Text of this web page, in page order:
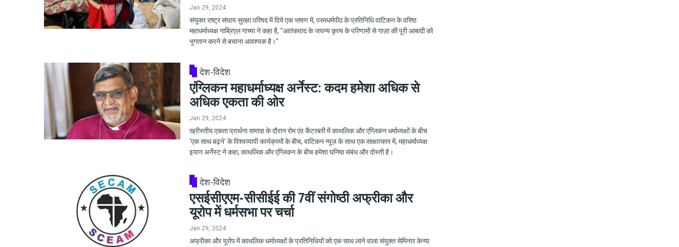
Jan 29, 2024
संयुक्त राष्ट्र संघाय सुरक्षा परिषद में दिये एक भाषण में, परमधर्मपीठ के प्रतिनिधि वाटिकन के वरिष्ठ
महाधर्माध्यक्ष गाब्रिएल गाच्या ने कहा है, "आतंकवाद के जघन्य कृत्य के परिणामों से गाज़ा की पूरी आबादी को
भुगतान करने से बचाना आवश्यक है।"
देश-विदेश
एंग्लिकन महाधर्माध्यक्ष अर्नेस्ट: कदम हमेशा अधिक से
अधिक एकता की ओर
Jan 29, 2024
ख्रीस्तीय एकता प्रार्थना सप्ताह के दौरान रोम एंव कैंटरबरी में काथलिक और एंग्लिकन धर्माध्यक्षों के बीच
'एक साथ बढ़ने' के विश्वव्यापी कार्यक्रमों के बीच, वाटिकन न्यूज़ के साथ एक साक्षात्कार में, महाधर्माध्यक्ष
इयान अर्नेस्ट ने कहा, काथलिक और एंग्लिकन के बीच हमेशा घनिष्ठ संबंध और दोस्ती है।
देश-विदेश
एसईसीएएम-सीसीईई की 7वीं संगोष्ठी अफ्रीका और
यूरोप में धर्मसभा पर चर्चा
Jan 29, 2024
अफ्रीका और यूरोप में काथलिक धर्माध्यक्षों के प्रतिनिधियों को एक साथ लाने वाला संयुक्त सेमिनार केन्या